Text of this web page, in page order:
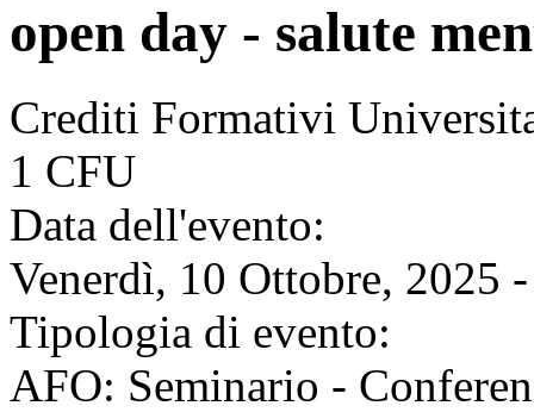
open day - salute
Crediti Formativi
1 CFU
Data dell'evento:
Venerdì, 10 Ottobre, 2025
Tipologia di evento:
AFO: Seminario -